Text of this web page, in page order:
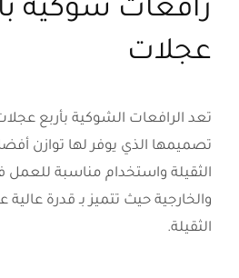
رافعات شوكية
عجلات
تعد الرافعات الشوكية بأربع
تصميمها الذي يوفر لها توازن
الثقيلة واستخدام مناسبة للعمل
والخارجية حيث تتميز بـ قدرة
الثقيلة.